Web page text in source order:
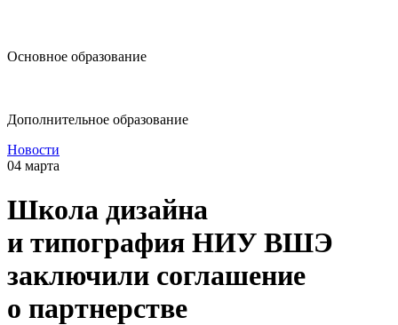
Основное образование
Дополнительное образование
Новости
04 марта
Школа дизайна
и типография НИУ ВШЭ
заключили соглашение
о партнерстве